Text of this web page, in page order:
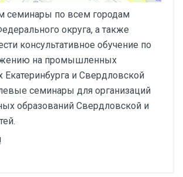
семинары по всем городам
округа, а также
консультативное обучение по
на промышленных
Екатеринбурга и Свердловской
семинары для организаций
образований Свердловской и